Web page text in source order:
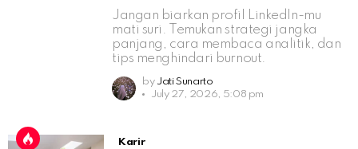
Jangan biarkan profil LinkedIn-mu
mati suri. Temukan strategi jangka
panjang, cara membaca analitik, dan
tips menghindari burnout.
by Jati Sunarto
July 27, 2026, 5:08 pm
Karir